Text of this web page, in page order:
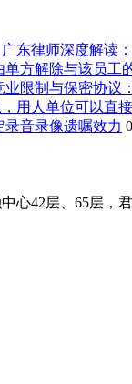
业限制与保密协议
录音录像遗嘱效力
心42层、65层，